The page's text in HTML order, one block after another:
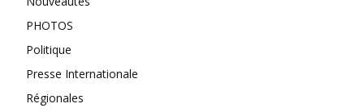
PHOTOS
Politique
Presse Internationale
Régionales